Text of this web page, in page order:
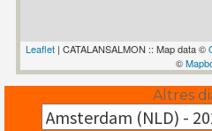
Leaflet| CATALANSALMON :: Map data ©
©
Altres